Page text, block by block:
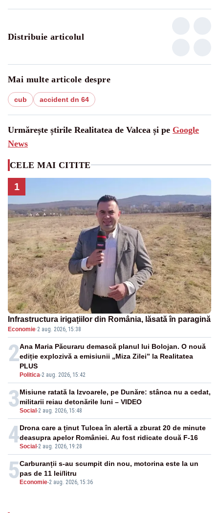
Distribuie articolul
Mai multe articole despre
cub accident dn 64
Urmărește știrile Realitatea de Valcea și pe Google
News
CELE MAI CITITE
1
Infrastructura irigațiilor din România, lăsată în paragină
Economie·2 aug. 2026, 15:38
2
Politica-2 aug. 2026, 15:42
Ana Maria Păcuraru demască planul lui Bolojan. O nouă
ediție explozivă a emisiunii „Miza Zilei” la Realitatea
PLUS
3Social -2 aug. 2026, 15:48
Misiune ratată la Izvoarele, pe Dunăre: stânca nu a cedat,
militarii reiau detonările luni – VIDEO
4Social -2 aug. 2026, 19:28
Drona care a ținut Tulcea în alertă a zburat 20 de minute
deasupra apelor României. Au fost ridicate două F-16
5 Economie-2 aug. 2026, 15:36
Carburanții s-au scumpit din nou, motorina este la un
pas de 11 lei/litru